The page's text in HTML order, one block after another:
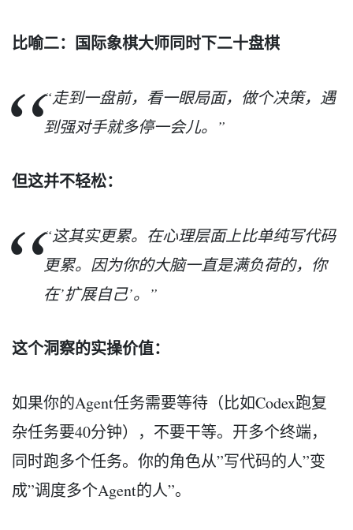
比喻二：国际象棋大师同时下二十盘棋
“走到一盘前，看一眼局面，做个决策，遇
到强对手就多停一会儿。”
但这并不轻松：
“这其实更累。在心理层面上比单纯写代码
更累。因为你的大脑一直是满负荷的，你
在’扩展自己’。”
这个洞察的实操价值：
如果你的Agent任务需要等待（比如Codex跑复
杂任务要40分钟），不要干等。开多个终端，
同时跑多个任务。你的角色从”写代码的人”变
成”调度多个Agent的人”。